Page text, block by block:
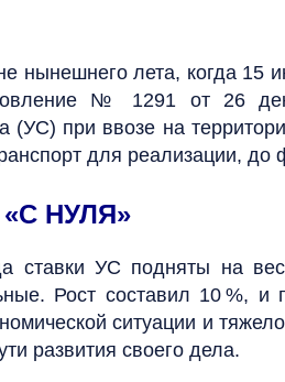
нынешнего лета, когда
№ 1291 от 26
(УС) при ввозе на
для реализации, до
НУЛЯ»
ставки УС подняты на
Рост составил 10 %,
ситуации и
развития своего дела.